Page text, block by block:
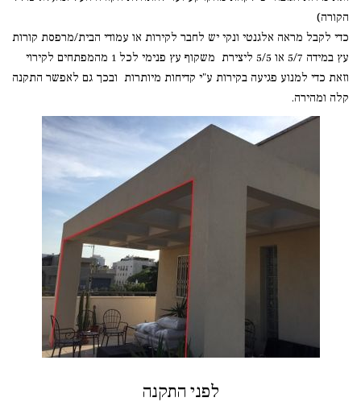
הקורה)
כדי לקבל מראה אלגנטי ונקי יש לחבר לקירות או עמודי הבית/מרפסת קורות
עץ במידה 5/7 או 5/5 ליצירת משקוף עץ פנימי לכל 1 מהמפתחים לקירוי
וזאת כדי למנוע פגיעה בקירות ע"י קדיחות מיותרות ובכך גם לאפשר התקנה
קלה ומהירה.
לפני התקנה